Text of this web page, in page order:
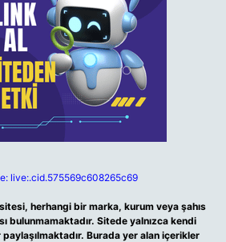
live:.cid.575569c608265c69
herhangi bir marka, kurum veya şahıs
bulunmamaktadır. Sitede yalnızca kendi
paylaşılmaktadır. Burada yer alan içerikler